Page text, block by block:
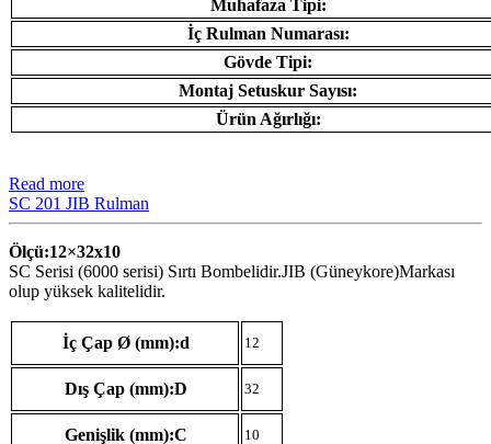
Muhafaza Tipi:
İç Rulman Numarası:
Gövde Tipi:
Montaj Setuskur Sayısı:
Ürün Ağırlığı:
Read more
SC 201 JIB Rulman
Ölçü:12×32x10
SC Serisi (6000 serisi) Sırtı Bombelidir.JIB (Güneykore)Markası
olup yüksek kalitelidir.
İç Çap Ø (mm):d 12
Dış Çap (mm):D 32
Genişlik (mm):C 10